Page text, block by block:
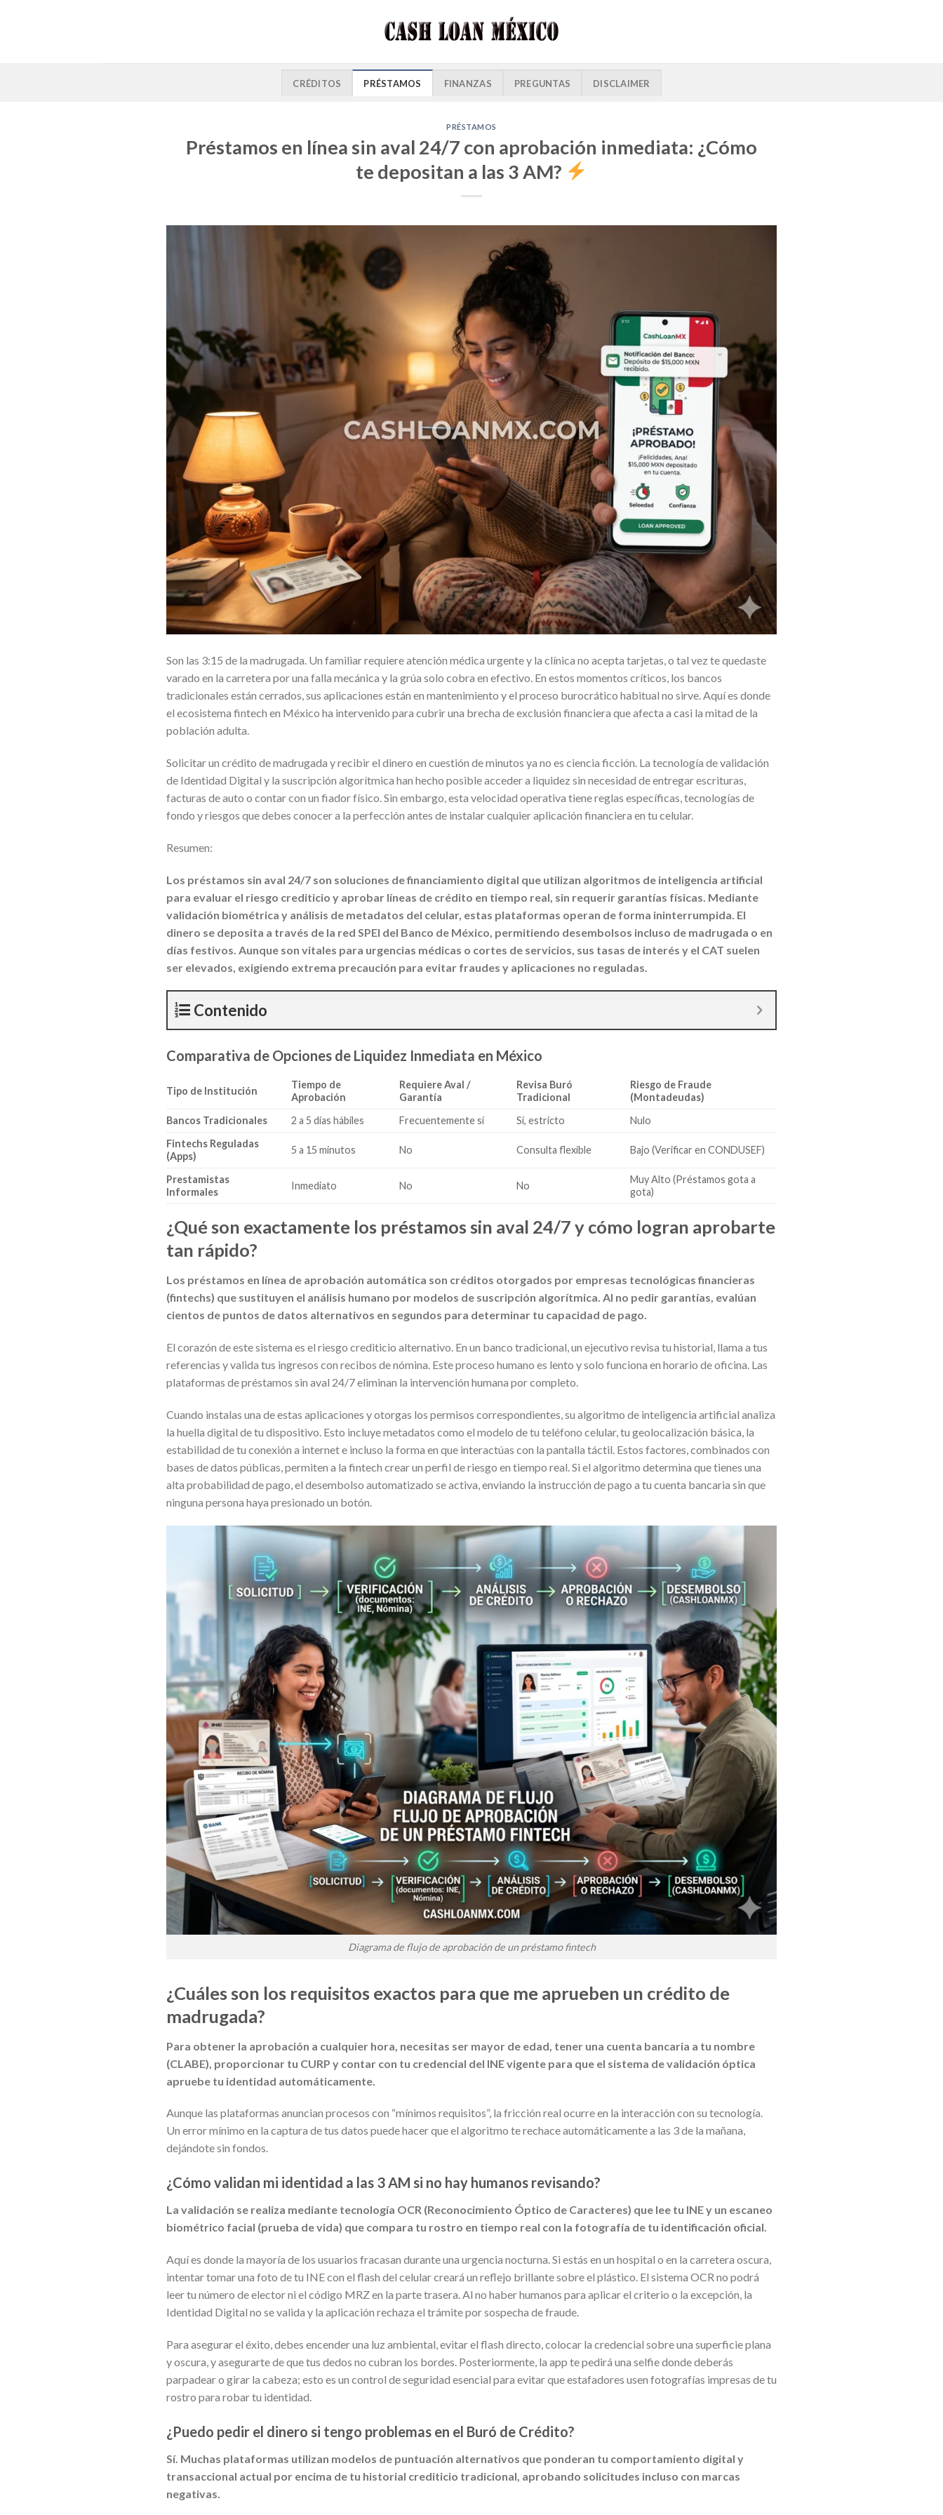
CRÉDITOS PRÉSTAMOS FINANZAS PREGUNTAS DISCLAIMER
PRÉSTAMOS
Préstamos en línea sin aval 24/7 con aprobación inmediata: ¿Cómo
te depositan a las 3 AM?
Son las 3:15 de la madrugada. Un familiar requiere atención médica urgente y la clínica no acepta tarjetas, o tal vez te quedaste
varado en la carretera por una falla mecánica y la grúa solo cobra en efectivo. En estos momentos críticos, los bancos
tradicionales están cerrados, sus aplicaciones están en mantenimiento y el proceso burocrático habitual no sirve. Aquí es donde
el ecosistema fintech en México ha intervenido para cubrir una brecha de exclusión financiera que afecta a casi la mitad de la
población adulta.
Solicitar un crédito de madrugada y recibir el dinero en cuestión de minutos ya no es ciencia ficción. La tecnología de validación
de Identidad Digital y la suscripción algorítmica han hecho posible acceder a liquidez sin necesidad de entregar escrituras,
facturas de auto o contar con un fiador físico. Sin embargo, esta velocidad operativa tiene reglas específicas, tecnologías de
fondo y riesgos que debes conocer a la perfección antes de instalar cualquier aplicación financiera en tu celular.
Resumen:
Los préstamos sin aval 24/7 son soluciones de financiamiento digital que utilizan algoritmos de inteligencia artificial
para evaluar el riesgo crediticio y aprobar líneas de crédito en tiempo real, sin requerir garantías físicas. Mediante
validación biométrica y análisis de metadatos del celular, estas plataformas operan de forma ininterrumpida. El
dinero se deposita a través de la red SPEI del Banco de México, permitiendo desembolsos incluso de madrugada o en
días festivos. Aunque son vitales para urgencias médicas o cortes de servicios, sus tasas de interés y el CAT suelen
ser elevados, exigiendo extrema precaución para evitar fraudes y aplicaciones no reguladas.
Contenido
Comparativa de Opciones de Liquidez Inmediata en México
Tipo de Institución
Tiempo de
Aprobación
Requiere Aval /
Garantía
Revisa Buró
Tradicional
Riesgo de Fraude
(Montadeudas)
Bancos Tradicionales
2 a 5 días hábiles Frecuentemente sí Sí, estricto
Nulo
Fintechs Reguladas
(Apps)
5 a 15 minutos No Consulta flexible Bajo (Verificar en CONDUSEF)
Prestamistas
Informales
Inmediato No No
Muy Alto (Préstamos gota a
gota)
¿Qué son exactamente los préstamos sin aval 24/7 y cómo logran aprobarte
tan rápido?
Los préstamos en línea de aprobación automática son créditos otorgados por empresas tecnológicas financieras
(fintechs) que sustituyen el análisis humano por modelos de suscripción algorítmica. Al no pedir garantías, evalúan
cientos de puntos de datos alternativos en segundos para determinar tu capacidad de pago.
El corazón de este sistema es el riesgo crediticio alternativo. En un banco tradicional, un ejecutivo revisa tu historial, llama a tus
referencias y valida tus ingresos con recibos de nómina. Este proceso humano es lento y solo funciona en horario de oficina. Las
plataformas de préstamos sin aval 24/7 eliminan la intervención humana por completo.
Cuando instalas una de estas aplicaciones y otorgas los permisos correspondientes, su algoritmo de inteligencia artificial analiza
la huella digital de tu dispositivo. Esto incluye metadatos como el modelo de tu teléfono celular, tu geolocalización básica, la
estabilidad de tu conexión a internet e incluso la forma en que interactúas con la pantalla táctil. Estos factores, combinados con
bases de datos públicas, permiten a la fintech crear un perfil de riesgo en tiempo real. Si el algoritmo determina que tienes una
alta probabilidad de pago, el desembolso automatizado se activa, enviando la instrucción de pago a tu cuenta bancaria sin que
ninguna persona haya presionado un botón.
Diagrama de flujo de aprobación de un préstamo fintech
¿Cuáles son los requisitos exactos para que me aprueben un crédito de
madrugada?
Para obtener la aprobación a cualquier hora, necesitas ser mayor de edad, tener una cuenta bancaria a tu nombre
(CLABE), proporcionar tu CURP y contar con tu credencial del INE vigente para que el sistema de validación óptica
apruebe tu identidad automáticamente.
Aunque las plataformas anuncian procesos con “mínimos requisitos”, la fricción real ocurre en la interacción con su tecnología.
Un error mínimo en la captura de tus datos puede hacer que el algoritmo te rechace automáticamente a las 3 de la mañana,
dejándote sin fondos.
¿Cómo validan mi identidad a las 3 AM si no hay humanos revisando?
La validación se realiza mediante tecnología OCR (Reconocimiento Óptico de Caracteres) que lee tu INE y un escaneo
biométrico facial (prueba de vida) que compara tu rostro en tiempo real con la fotografía de tu identificación oficial.
Aquí es donde la mayoría de los usuarios fracasan durante una urgencia nocturna. Si estás en un hospital o en la carretera oscura,
intentar tomar una foto de tu INE con el flash del celular creará un reflejo brillante sobre el plástico. El sistema OCR no podrá
leer tu número de elector ni el código MRZ en la parte trasera. Al no haber humanos para aplicar el criterio o la excepción, la
Identidad Digital no se valida y la aplicación rechaza el trámite por sospecha de fraude.
Para asegurar el éxito, debes encender una luz ambiental, evitar el flash directo, colocar la credencial sobre una superficie plana
y oscura, y asegurarte de que tus dedos no cubran los bordes. Posteriormente, la app te pedirá una selfie donde deberás
parpadear o girar la cabeza; esto es un control de seguridad esencial para evitar que estafadores usen fotografías impresas de tu
rostro para robar tu identidad.
¿Puedo pedir el dinero si tengo problemas en el Buró de Crédito?
Sí. Muchas plataformas utilizan modelos de puntuación alternativos que ponderan tu comportamiento digital y
transaccional actual por encima de tu historial crediticio tradicional, aprobando solicitudes incluso con marcas
negativas.